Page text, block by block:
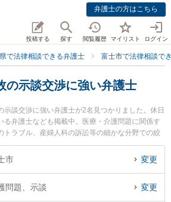
弁護士の方はこちら
投稿する 探す 閲覧履歴 マイリスト ログイン
で法律相談できる弁護士 富士市で法律相談で
の示談交渉に強い弁護士
示談交渉に強い弁護士が2名見つかりました。休日
る弁護士なども掲載中。医療・介護問題に関係す
トラブル、産婦人科の訴訟等の細かな分野での絞
特に小林法律事務所の小林 扶由樹弁護士や佐野法
プロフィール情報や弁護士費用、強みなどが注目
したい』『初回相談無料で医療事故の示談交渉を
護士に相談予約したい』などでお困りの相談者さ
市 変更
問題、示談 変更